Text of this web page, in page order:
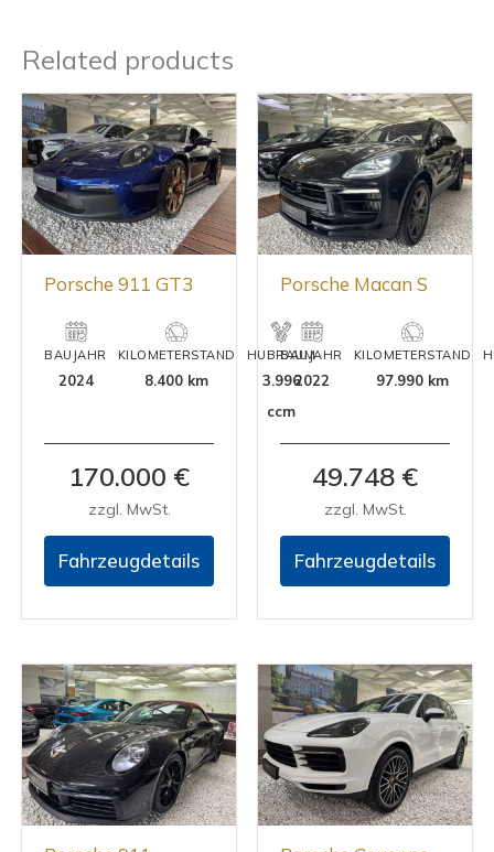
Related products
Porsche 911 GT3
BAUJAHR
2024
KILOMETERSTAND
8.400 km
HUBRAUM
3.996
ccm
170.000 €
zzgl. MwSt.
Fahrzeugdetails
Porsche Macan S
BAUJAHR
2022
KILOMETERSTAND
97.990 km
49.748 €
zzgl. MwSt.
Fahrzeugdetails